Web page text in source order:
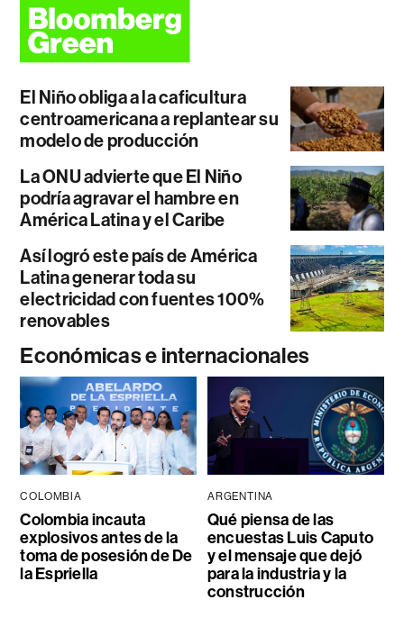
El Niño obliga a la caficultura
centroamericana a replantear su
modelo de producción
La ONU advierte que El Niño
podría agravar el hambre en
América Latina y el Caribe
Así logró este país de América
Latina generar toda su
electricidad con fuentes 100%
renovables
Económicas e internacionales
COLOMBIA
Colombia incauta
explosivos antes de la
toma de posesión de De
la Espriella
ARGENTINA
Qué piensa de las
encuestas Luis Caputo
y el mensaje que dejó
para la industria y la
construcción